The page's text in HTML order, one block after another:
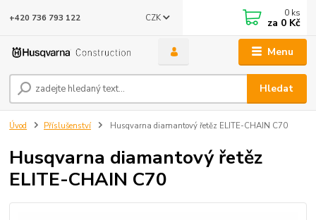
Menu
CZK
Hledat
+420 736 793 122 0 ks
za 0 Kč
Úvod Příslušenství Husqvarna diamantový řetěz ELITE-CHAIN C70
Husqvarna diamantový řetěz
ELITE-CHAIN C70